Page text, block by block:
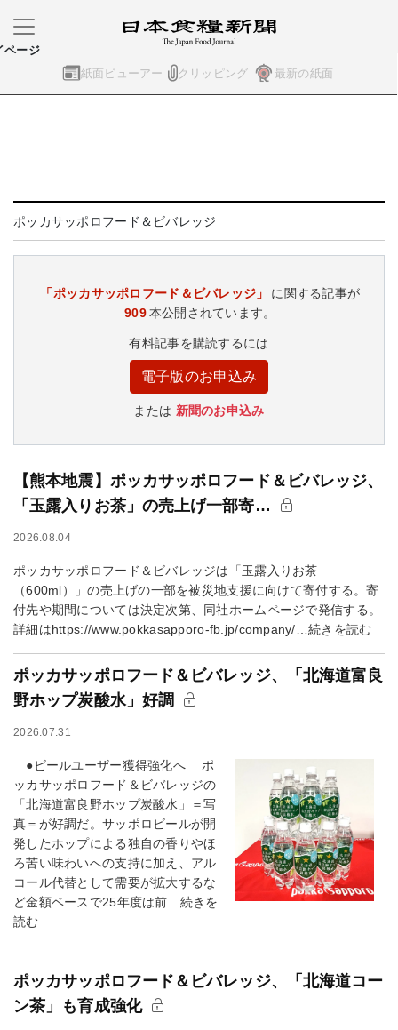
紙面ビューアー クリッピング 最新の紙面
ページ
ポッカサッポロフード＆ビバレッジ
「ポッカサッポロフード＆ビバレッジ」
に関する記事が
909本公開されています。
有料記事を購読するには
電子版のお申込み
または 新聞のお申込み
【熊本地震】ポッカサッポロフード＆ビバレッジ、
「玉露入りお茶」の売上げ一部寄…
2026.08.04
ポッカサッポロフード＆ビバレッジは「玉露入りお茶
（600ml）」の売上げの一部を被災地支援に向けて寄付する。寄
付先や期間については決定次第、同社ホームページで発信する。
詳細はhttps://www.pokkasapporo-fb.jp/company/…続きを読む
ポッカサッポロフード＆ビバレッジ、「北海道富良
野ホップ炭酸水」好調
2026.07.31
●ビールユーザー獲得強化へ ポ
ッカサッポロフード＆ビバレッジの
「北海道富良野ホップ炭酸水」＝写
真＝が好調だ。サッポロビールが開
発したホップによる独自の香りやほ
ろ苦い味わいへの支持に加え、アル
コール代替として需要が拡大するな
ど金額ベースで25年度は前…続きを
読む
ポッカサッポロフード＆ビバレッジ、「北海道コー
ン茶」も育成強化